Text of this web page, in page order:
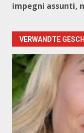
impegni assunti,
VERWANDTE